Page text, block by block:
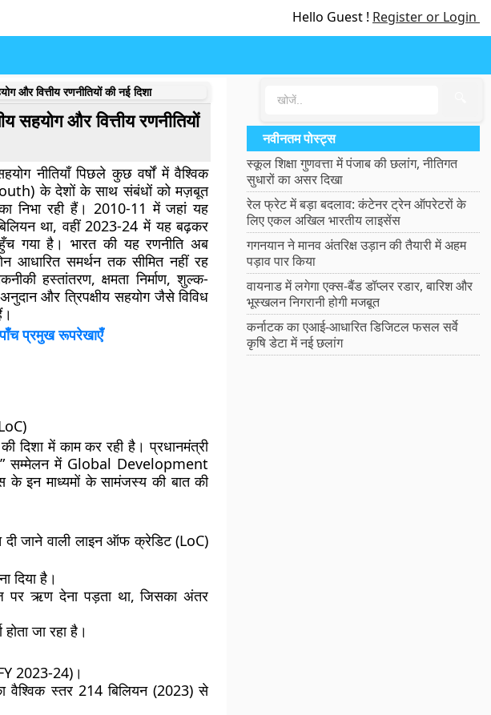
Hello Guest ! Register or Login
और वित्तीय रणनीतियों की नई दिशा
सहयोग और वित्तीय रणनीतियों
नीतियाँ पिछले कुछ वर्षों में वैश्विक
के देशों के साथ संबंधों को मज़बूत
निभा रही हैं। 2010-11 में जहां यह
था, वहीं 2023-24 में यह बढ़कर
गया है। भारत की यह रणनीति अब
आधारित समर्थन तक सीमित नहीं रह
हस्तांतरण, क्षमता निर्माण, शुल्क-
और त्रिपक्षीय सहयोग जैसे विविध
प्रमुख रूपरेखाएँ
दिशामें काम कर रही है। प्रधानमंत्री
सम्मेलन में Global Development
के इन माध्यमों के सामंजस्य की बात की
जाने वालीलाइन ऑफ क्रेडिट (LoC)
दिया है।
पर ऋण देना पड़ता था, जिसकाअंतर
होता जा रहा है।
2023-24)।
वैश्विक स्तर 214 बिलियन (2023) से
नवीनतम पोस्ट्स
स्कूल शिक्षा गुणवत्ता में पंजाब की छलांग, नीतिगत
सुधारों का असर दिखा
रेल फ्रेट में बड़ा बदलाव: कंटेनर ट्रेन ऑपरेटरों के
लिए एकल अखिल भारतीय लाइसेंस
गगनयान ने मानव अंतरिक्ष उड़ान की तैयारी में अहम
पड़ाव पार किया
वायनाड में लगेगा एक्स-बैंड डॉप्लर रडार, बारिश और
भूस्खलन निगरानी होगी मजबूत
कर्नाटक का एआई-आधारित डिजिटल फसल सर्वे
कृषि डेटा में नई छलांग